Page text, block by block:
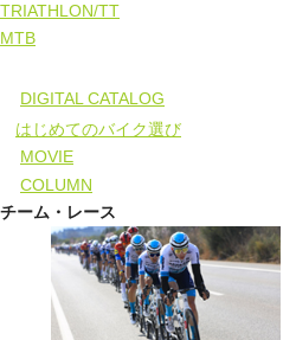
TRIATHLON/TT
MTB
DIGITAL CATALOG
はじめてのバイク選び
MOVIE
COLUMN
チーム・レース